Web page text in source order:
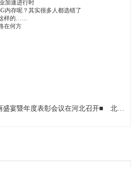
盛宴暨年度表彰会议在河北召开■ 北京奔驰年产首次突破50万辆